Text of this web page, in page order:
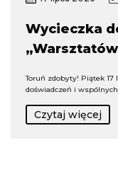
Wycieczka
Toruń zdobyty! Piątek
doświadczeń i
Czytaj więcej